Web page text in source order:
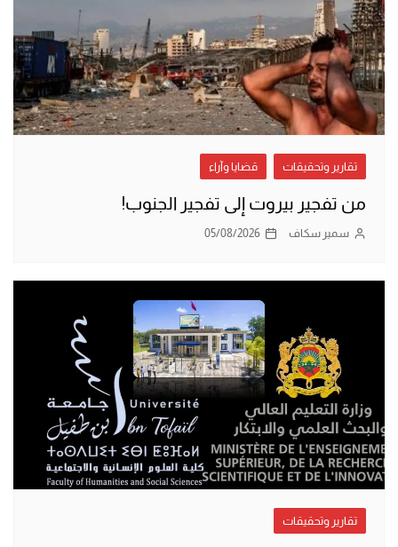
تقارير وتحقيقات قضايا وآراء
من تفجير بيروت إلى تفجير الجنوب!
سمير سكاف 05/08/2026
تقارير وتحقيقات